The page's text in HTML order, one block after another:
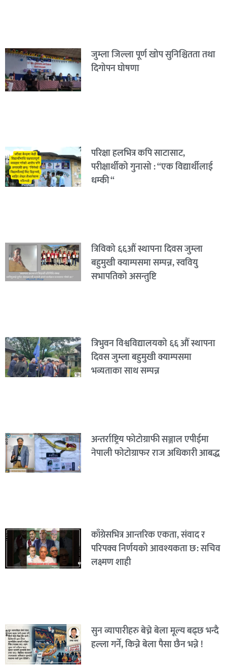
जुम्ला जिल्ला पूर्ण खोप सुनिश्चितता तथा
दिगोपन घोषणा
परिक्षा हलभित्र कपि साटासाट,
परीक्षार्थीको गुनासो : “एक विद्यार्थीलाई
धम्की “
त्रिविको ६६औं स्थापना दिवस जुम्ला
बहुमुखी क्याम्पसमा सम्पन्न, स्ववियु
सभापतिको असन्तुष्टि
त्रिभुवन विश्वविद्यालयको ६६ औं स्थापना
दिवस जुम्ला बहुमुखी क्याम्पसमा
भव्यताका साथ सम्पन्न
अन्तर्राष्ट्रिय फोटोग्राफी सञ्जाल एपीईमा
नेपाली फोटोग्राफर राज अधिकारी आबद्ध
काँग्रेसभित्र आन्तरिक एकता, संवाद र
परिपक्व निर्णयको आवश्यकता छ: सचिव
लक्ष्मण शाही
सुन व्यापारीहरु बेच्ने बेला मूल्य बढ्छ भन्दै
हल्ला गर्ने, किन्ने बेला पैसा छैन भन्ने !